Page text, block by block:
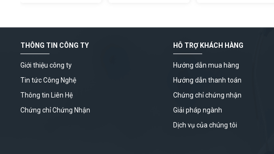
THÔNG TIN CÔNG TY
Giới thiệu công ty
Tin tức Công Nghệ
Thông tin Liên Hệ
Chứng chỉ Chứng Nhận
HỖ TRỢ KHÁCH HÀNG
Hướng dẫn mua hàng
Hướng dẫn thanh toán
Chứng chỉ chứng nhận
Giải pháp ngành
Dịch vụ của chúng tôi